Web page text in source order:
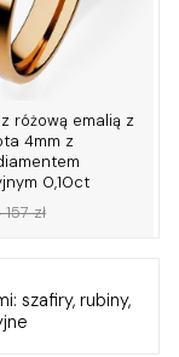
różową emalią z
4mm z
0,10ct
157 zł
szafiry, rubiny,